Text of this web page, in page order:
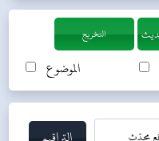
الموضوع
التخريج